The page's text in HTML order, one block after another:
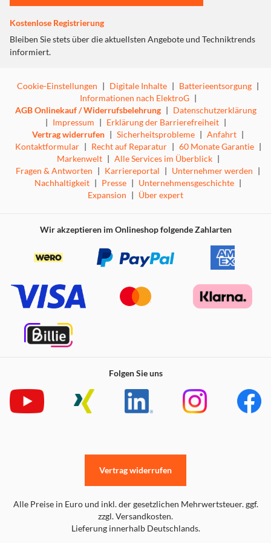
turbulenten und chaotischen Drei Königreiche im
neuesten Teil der DYNASTY WARRIORS-Reihe.
Features:
Die aufregendste Action in der Geschichte der Serie
Spannungsgeladene Schlachtfelder, auf denen Sie von
werden, soweit das Auge reicht. Wie werden Sie dem
Ansturm der Feinde begegnen? Zusätzlich zu Ihren
eigenen militärischen Fähigkeiten können Sie im
Tandem mit den Armeen Ihrer Verbündeten in
taktischen Schlachten kämpfen, die es nur in der
DYNASTY WARRIORS-Reihe gibt, und die aufregendste
Action in der Geschichte der Serie erleben.
Ein neues "Three Kingdoms" aus der Perspektive eines
ursprünglichen Protagonisten
Die Geschichte von "Three Kingdoms" spielt auf dem
diese großartige und verführerische Welt durch die
"namenlosen Helden", neu dargestellt wird.
Kostenlose Registrierung
Bleiben Sie stets über die aktuellsten Angebote und Techniktrends
informiert.
Cookie-Einstellungen | Digitale Inhalte | Batterieentsorgung |
Informationen nach ElektroG |
AGB Onlinekauf / Widerrufsbelehrung | Datenschutzerklärung
| Impressum | Erklärung der Barrierefreiheit |
Vertrag widerrufen | Sicherheitsprobleme | Anfahrt |
Kontaktformular | Recht auf Reparatur | 60 Monate Garantie |
Markenwelt | Alle Services im Überblick |
Fragen & Antworten | Karriereportal | Unternehmer werden |
Nachhaltigkeit | Presse | Unternehmensgeschichte |
Expansion | Über expert
Wir akzeptieren im Onlineshop folgende Zahlarten
Folgen Sie uns
Alle Preise in Euro und inkl. der gesetzlichen Mehrwertsteuer. ggf.
zzgl. Versandkosten.
Lieferung innerhalb Deutschlands.
Vertrag widerrufen